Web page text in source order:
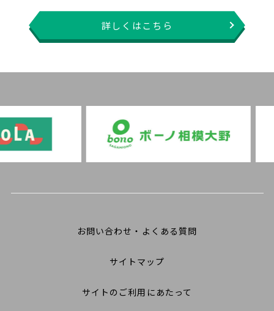
詳しくはこちら
お問い合わせ・よくある質問
サイトマップ
サイトのご利用にあたって